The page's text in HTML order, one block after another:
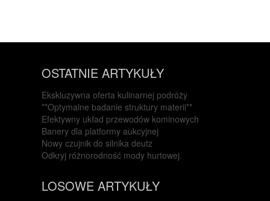
OSTATNIE ARTYKUŁY
Ekskluzywna oferta kulinarnej podróży
**Optymalne badanie struktury materii**
Efektywny układ przewodów kominowych
Banery dla platformy aukcyjnej
Nowy czujnik do silnika deutz
Odkryj różnorodność mody hurtowej.
LOSOWE ARTYKUŁY